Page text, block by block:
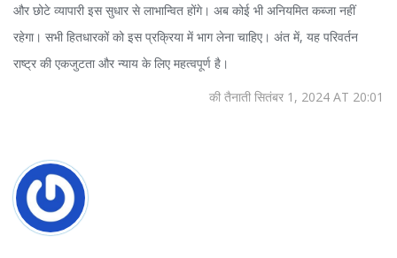
और छोटे व्यापारी इस सुधार से लाभान्वित होंगे। अब कोई भी अनियमित कब्जा नहीं
रहेगा। सभी हितधारकों को इस प्रक्रिया में भाग लेना चाहिए। अंत में, यह परिवर्तन
राष्ट्र की एकजुटता और न्याय के लिए महत्वपूर्ण है।
की तैनाती सितंबर 1, 2024 AT 20:01